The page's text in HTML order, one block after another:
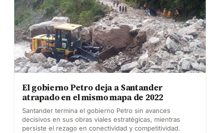
El gobierno Petro deja a Santander
atrapado en el mismo mapa de 2022
Santander termina el gobierno Petro sin avances
decisivos en sus obras viales estratégicas, mientras
persiste el rezago en conectividad y competitividad.